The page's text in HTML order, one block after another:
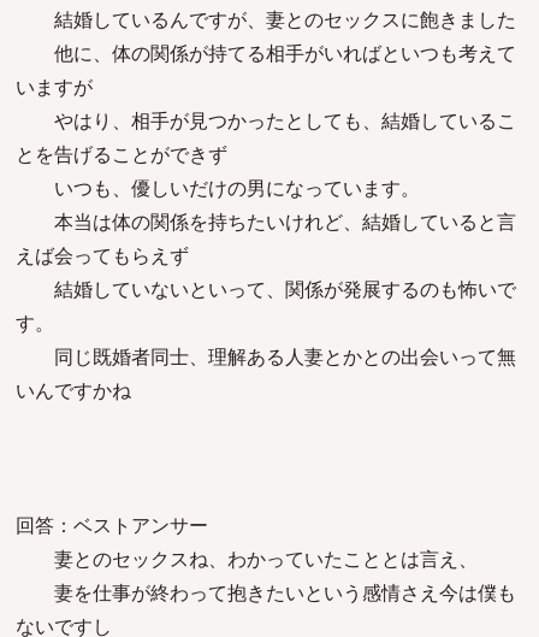
結婚しているんですが、妻とのセックスに飽きました
他に、体の関係が持てる相手がいればといつも考えて
いますが
やはり、相手が見つかったとしても、結婚しているこ
とを告げることができず
いつも、優しいだけの男になっています。
本当は体の関係を持ちたいけれど、結婚していると言
えば会ってもらえず
結婚していないといって、関係が発展するのも怖いで
す。
同じ既婚者同士、理解ある人妻とかとの出会いって無
いんですかね
回答：ベストアンサー
妻とのセックスね、わかっていたこととは言え、
妻を仕事が終わって抱きたいという感情さえ今は僕も
ないですし